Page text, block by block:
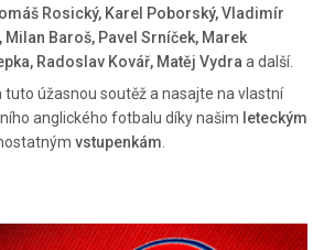
Rosický, Karel Poborský, Vladimír
Baroš, Pavel Srníček, Marek
Radoslav Kovář, Matěj Vydra a další.
tuto úžasnou soutěž a nasajte na vlastní
anglického fotbalu díky našim leteckým
vstupenkám